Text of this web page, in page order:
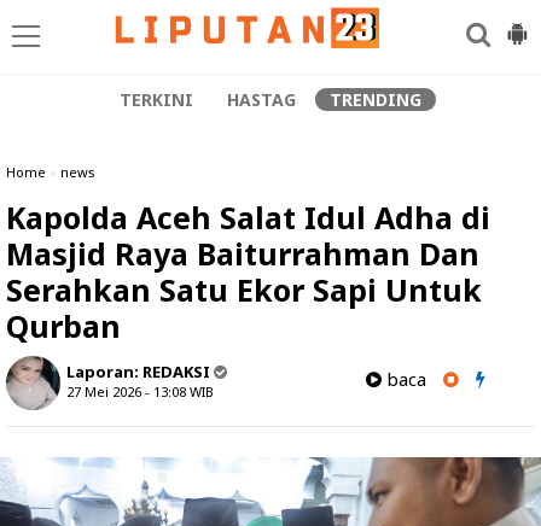
TERKINI HASTAG TRENDING
Home » news
Kapolda Aceh Salat Idul Adha di
Masjid Raya Baiturrahman Dan
Serahkan Satu Ekor Sapi Untuk
Qurban
Laporan: REDAKSI
27 Mei 2026 - 13:08 WIB
baca